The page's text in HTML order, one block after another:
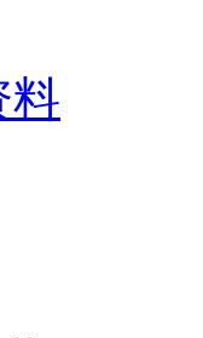
料